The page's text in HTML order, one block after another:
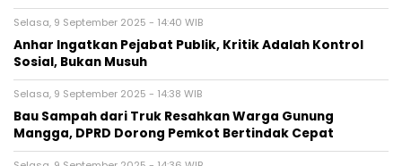
Selasa, 9 September 2025 - 14:40 WIB
Anhar Ingatkan Pejabat Publik, Kritik Adalah Kontrol
Sosial, Bukan Musuh
Selasa, 9 September 2025 - 14:38 WIB
Bau Sampah dari Truk Resahkan Warga Gunung
Mangga, DPRD Dorong Pemkot Bertindak Cepat